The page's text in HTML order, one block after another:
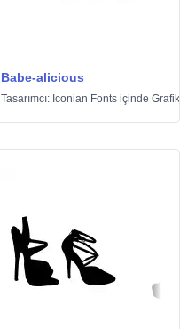
Babe-alicious
Tasarımcı: Iconian Fonts içinde Grafik